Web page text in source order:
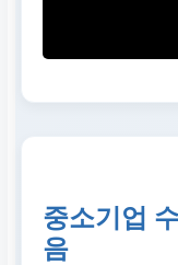
중소기업
음